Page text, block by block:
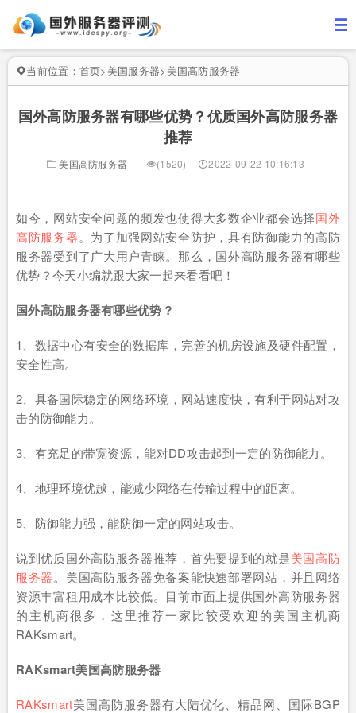
当前位置： 首页> 美国服务器> 美国高防服务器
国外高防服务器有哪些优势？优质国外高防服务器
推荐
美国高防服务器 (1520) 2022-09-22 10:16:13
如今，网站安全问题的频发也使得大多数企业都会选择国外
高防服务器。为了加强网站安全防护，具有防御能力的高防
服务器受到了广大用户青睐。那么，国外高防服务器有哪些
优势？今天小编就跟大家一起来看看吧！
国外高防服务器有哪些优势？
1、数据中心有安全的数据库，完善的机房设施及硬件配置，
安全性高。
2、具备国际稳定的网络环境，网站速度快，有利于网站对攻
击的防御能力。
3、有充足的带宽资源，能对DD攻击起到一定的防御能力。
4、地理环境优越，能减少网络在传输过程中的距离。
5、防御能力强，能防御一定的网站攻击。
说到优质国外高防服务器推荐，首先要提到的就是美国高防
服务器。美国高防服务器免备案能快速部署网站，并且网络
资源丰富租用成本比较低。目前市面上提供国外高防服务器
的主机商很多，这里推荐一家比较受欢迎的美国主机商
RAKsmart。
RAKsmart美国高防服务器
RAKsmart美国高防服务器有大陆优化、精品网、国际BGP